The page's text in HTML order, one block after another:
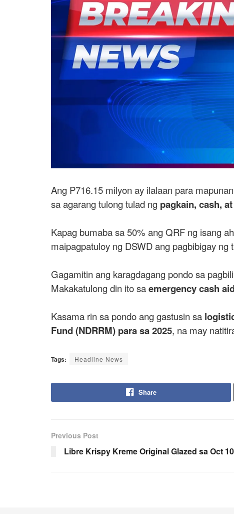
Ang P716.15 milyon ay ilalaan para
sa agarang tulong tulad ng pagkain, cash,
Kapag bumaba sa 50% ang QRF ng isang
maipagpatuloy ng DSWD ang pagbibigay
Gagamitin ang karagdagang pondo sa
Makakatulong din ito saemergency cash
Kasama rin sa pondo ang gastusin sa
Fund (NDRRM) para sa 2025, na may
Tags: Headline News
Share
Previous Post
Libre Krispy Kreme Original Glazed sa Oct